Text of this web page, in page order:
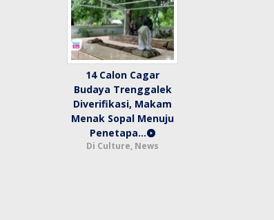
14 Calon Cagar
Budaya Trenggalek
Diverifikasi, Makam
Menak Sopal Menuju
Penetapa…
Di Culture, News